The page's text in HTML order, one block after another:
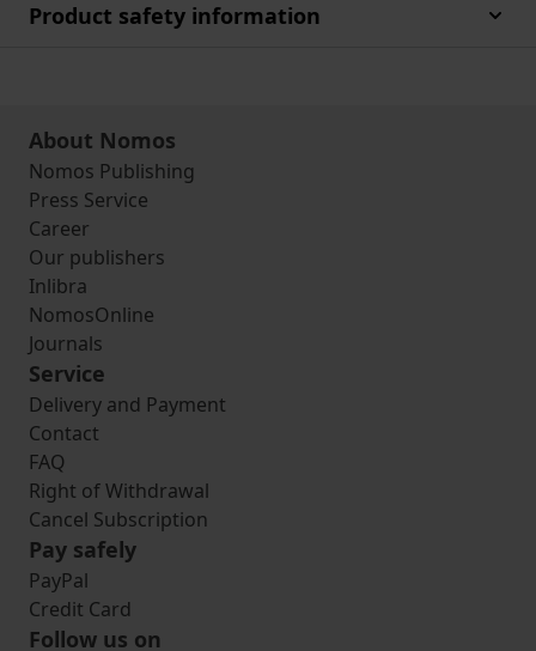
Product safety information
About Nomos
Nomos Publishing
Press Service
Career
Our publishers
Inlibra
NomosOnline
Journals
Service
Delivery and Payment
Contact
FAQ
Right of Withdrawal
Cancel Subscription
Pay safely
PayPal
Credit Card
Follow us on